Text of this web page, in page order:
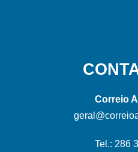
Correio
Tel.: 286